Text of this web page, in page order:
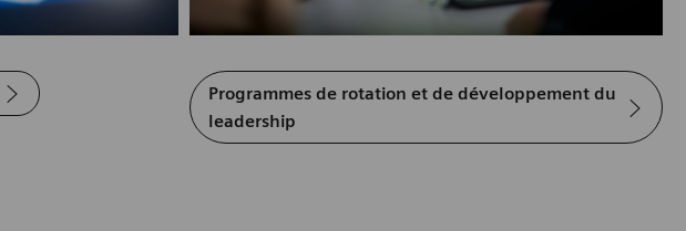
Programmes de rotation et de développement du
leadership